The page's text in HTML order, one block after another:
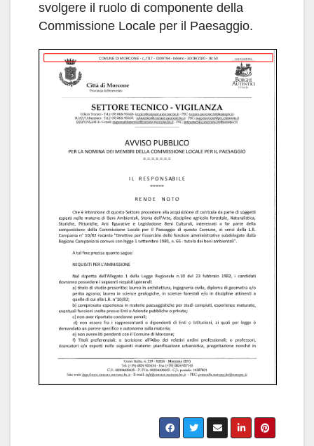
svolgere il ruolo di componente della
Commissione Locale per il Paesaggio.